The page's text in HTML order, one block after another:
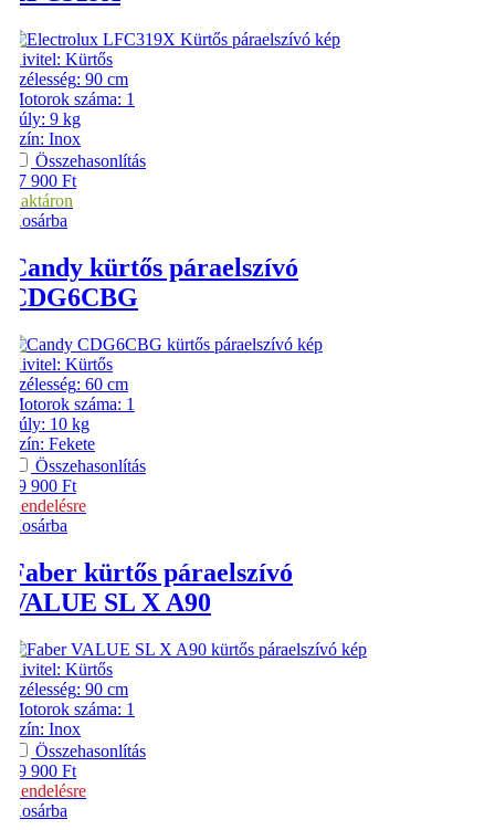
Kivitel: Kürtős
Szélesség: 90 cm
Motorok száma: 1
Súly: 9 kg
Szín: Inox
Összehasonlítás
57 900 Ft
Raktáron
Kosárba
Candy kürtős páraelszívó
CDG6CBG
Kivitel: Kürtős
Szélesség: 60 cm
Motorok száma: 1
Súly: 10 kg
Szín: Fekete
Összehasonlítás
59 900 Ft
Rendelésre
Kosárba
Faber kürtős páraelszívó
VALUE SL X A90
Kivitel: Kürtős
Szélesség: 90 cm
Motorok száma: 1
Szín: Inox
Összehasonlítás
59 900 Ft
Rendelésre
Kosárba